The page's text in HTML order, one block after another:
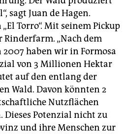
sagt Juan de Hagen.
Torro“. Mit seinem Pickup
Rinderfarm. „Nach dem
2007 haben wir in Formosa
von 3 Millionen Hektar
auf den entlang der
Wald. Davon könnten 2
Nutzflächen
Dieses Potenzial nicht zu
und ihre Menschen zur